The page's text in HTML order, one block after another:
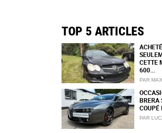
TOP 5 ARTICLES
CETTE
600...
PAR
BRERA
COUPÉ
PAR